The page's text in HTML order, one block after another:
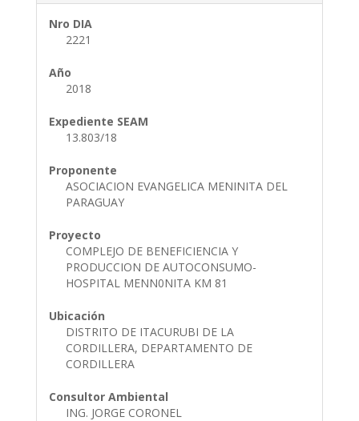
Nro DIA
2221
Año
2018
Expediente SEAM
13.803/18
Proponente
ASOCIACION EVANGELICA MENINITA DEL
PARAGUAY
Proyecto
COMPLEJO DE BENEFICIENCIA Y
PRODUCCION DE AUTOCONSUMO-
HOSPITAL MENN0NITA KM 81
Ubicación
DISTRITO DE ITACURUBI DE LA
CORDILLERA, DEPARTAMENTO DE
CORDILLERA
Consultor Ambiental
ING. JORGE CORONEL